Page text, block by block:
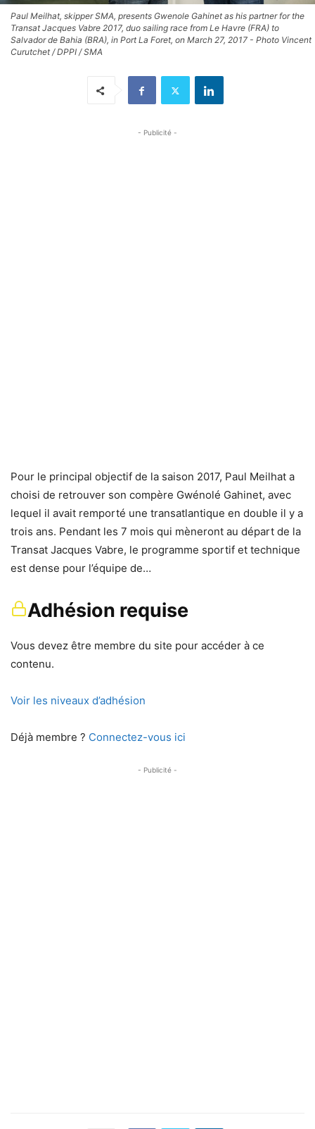
Paul Meilhat, skipper SMA, presents Gwenole Gahinet as his partner for the
Transat Jacques Vabre 2017, duo sailing race from Le Havre (FRA) to
Salvador de Bahia (BRA), in Port La Foret, on March 27, 2017 - Photo Vincent
Curutchet / DPPI / SMA
- Publicité -
Pour le principal objectif de la saison 2017, Paul Meilhat a
choisi de retrouver son compère Gwénolé Gahinet, avec
lequel il avait remporté une transatlantique en double il y a
trois ans. Pendant les 7 mois qui mèneront au départ de la
Transat Jacques Vabre, le programme sportif et technique
est dense pour l’équipe de…
Adhésion requise
Vous devez être membre du site pour accéder à ce
contenu.
Voir les niveaux d’adhésion
Déjà membre ? Connectez-vous ici
- Publicité -